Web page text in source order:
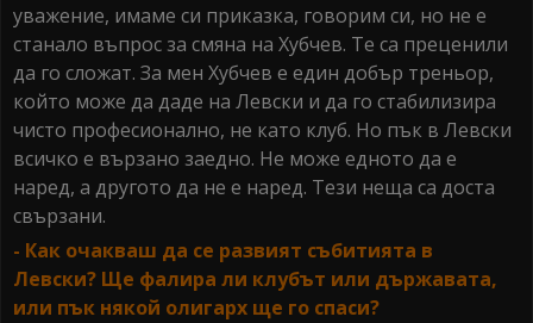
уважение, имаме си приказка, говорим си, но не е
станало въпрос за смяна на Хубчев. Те са преценили
да го сложат. За мен Хубчев е един добър треньор,
който може да даде на Левски и да го стабилизира
чисто професионално, не като клуб. Но пък в Левски
всичко е вързано заедно. Не може едното да е
наред, а другото да не е наред. Тези неща са доста
свързани.
- Как очакваш да се развият събитията в
Левски? Ще фалира ли клубът или държавата,
или пък някой олигарх ще го спаси?